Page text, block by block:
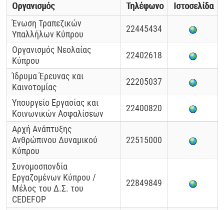
Οργανισμός Τηλέφωνο
Ιστοσελίδα
Ένωση Τραπεζικών
Υπαλλήλων Κύπρου
22445434
Οργανισμός Νεολαίας
Κύπρου
22402618
Ίδρυμα Έρευνας και
Καινοτομίας
22205037
Υπουργείο Εργασίας και
Κοινωνικών Ασφαλίσεων
22400820
Αρχή Ανάπτυξης
Ανθρώπινου Δυναμικού
Κύπρου
22515000
Συνομοσπονδία
Εργαζομένων Κύπρου /
Μέλος του Δ.Σ. του
CEDEFOP
22849849